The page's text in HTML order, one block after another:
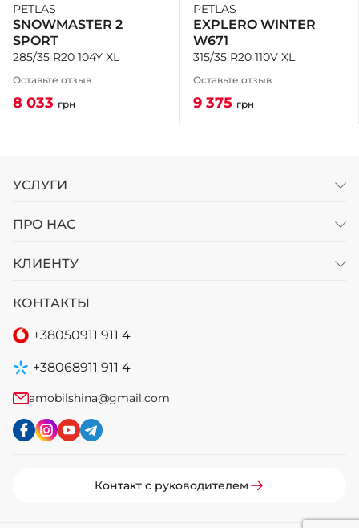
PETLAS
SNOWMASTER 2
SPORT
285/35 R20 104Y XL
Оставьте отзыв
8 033 грн
PETLAS
EXPLERO WINTER
W671
315/35 R20 110V XL
Оставьте отзыв
9 375 грн
УСЛУГИ
ПРО НАС
КЛИЕНТУ
КОНТАКТЫ
+38050911 911 4
+38068911 911 4
amobilshina@gmail.com
Контакт с руководителем